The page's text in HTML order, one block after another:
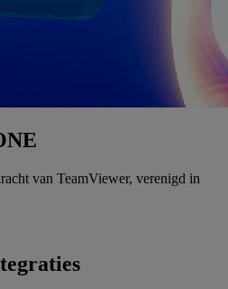
van TeamViewer, verenigd in